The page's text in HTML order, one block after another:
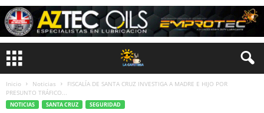
Inicio Noticias
FISCALÍA DE SANTA CRUZ INVESTIGA A MADRE E HIJO POR
PRESUNTO TRÁFICO...
NOTICIAS SANTA CRUZ SEGURIDAD